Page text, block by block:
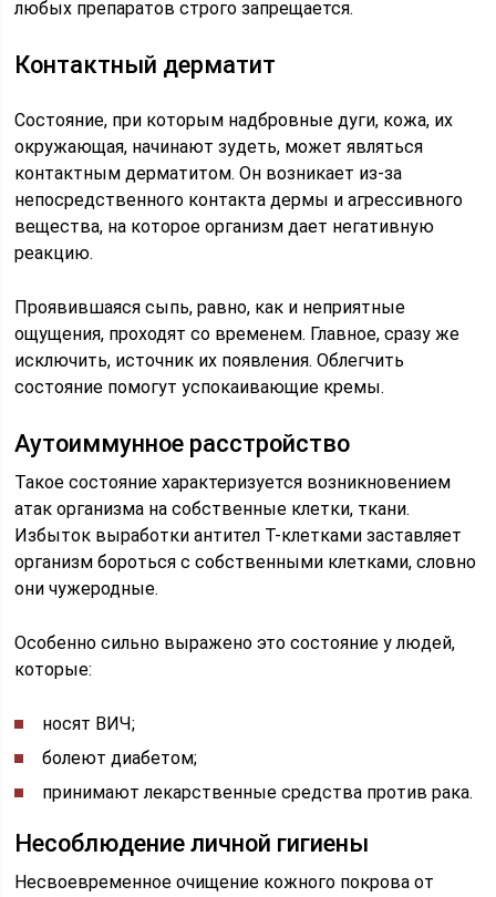
любых препаратов строго запрещается.
Контактный дерматит
Состояние, при которым надбровные дуги, кожа, их
окружающая, начинают зудеть, может являться
контактным дерматитом. Он возникает из-за
непосредственного контакта дермы и агрессивного
вещества, на которое организм дает негативную
реакцию.
Проявившаяся сыпь, равно, как и неприятные
ощущения, проходят со временем. Главное, сразу же
исключить, источник их появления. Облегчить
состояние помогут успокаивающие кремы.
Аутоиммунное расстройство
Такое состояние характеризуется возникновением
атак организма на собственные клетки, ткани.
Избыток выработки антител Т-клетками заставляет
организм бороться с собственными клетками, словно
они чужеродные.
Особенно сильно выражено это состояние у людей,
которые:
носят ВИЧ;
болеют диабетом;
принимают лекарственные средства против рака.
Несоблюдение личной гигиены
Несвоевременное очищение кожного покрова от